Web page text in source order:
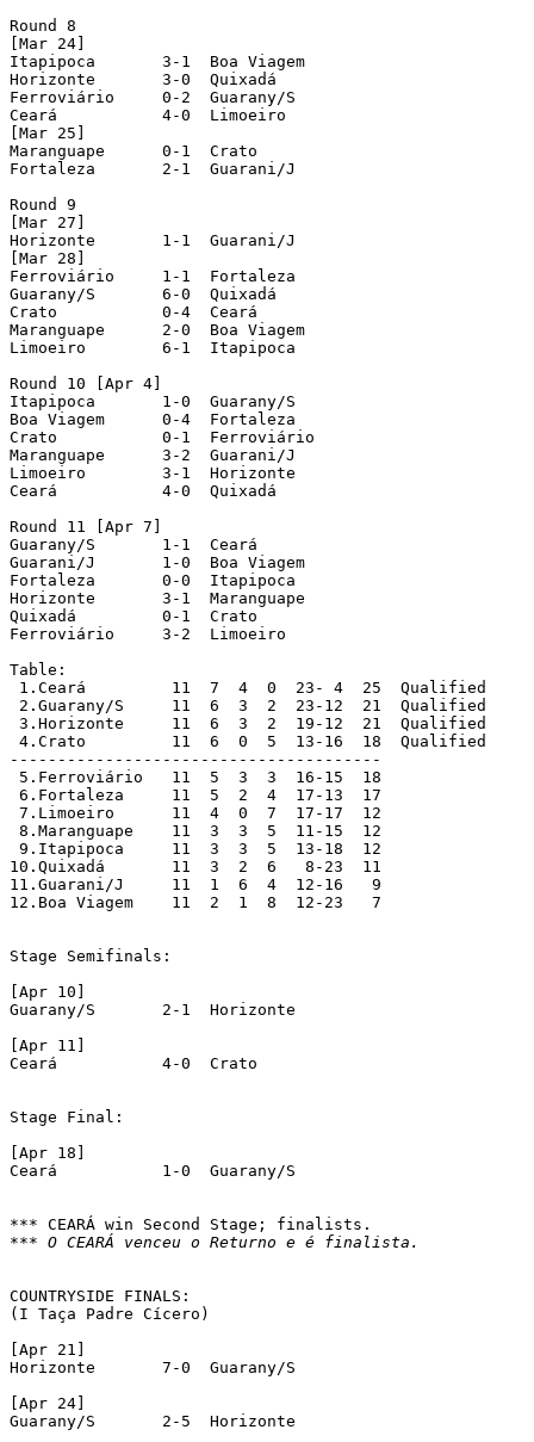
Round 8
[Mar 24]
Itapipoca	3-1  Boa Viagem
Horizonte	3-0  Quixadá
Ferroviário	0-2  Guarany/S
Ceará		4-0  Limoeiro
[Mar 25]
Maranguape	0-1  Crato
Fortaleza	2-1  Guarani/J
Round 9
[Mar 27]
Horizonte	1-1  Guarani/J
[Mar 28]
Ferroviário	1-1  Fortaleza
Guarany/S	6-0  Quixadá
Crato		0-4  Ceará
Maranguape	2-0  Boa Viagem
Limoeiro	6-1  Itapipoca
Round 10 [Apr 4]
Itapipoca	1-0  Guarany/S
Boa Viagem	0-4  Fortaleza
Crato		0-1  Ferroviário
Maranguape	3-2  Guarani/J
Limoeiro	3-1  Horizonte
Ceará		4-0  Quixadá
Round 11 [Apr 7]
Guarany/S	1-1  Ceará
Guarani/J	1-0  Boa Viagem
Fortaleza	0-0  Itapipoca
Horizonte	3-1  Maranguape
Quixadá		0-1  Crato
Ferroviário	3-2  Limoeiro
Table:
1.Ceará 	 11  7  4  0  23- 4  25  Qualified
2.Guarany/S 	 11  6  3  2  23-12  21  Qualified
3.Horizonte 	 11  6  3  2  19-12  21  Qualified
4.Crato 	 11  6  0  5  13-16  18  Qualified
---------------------------------------
5.Ferroviário 	 11  5  3  3  16-15  18
6.Fortaleza 	 11  5  2  4  17-13  17
7.Limoeiro 	 11  4  0  7  17-17  12
8.Maranguape 	 11  3  3  5  11-15  12
9.Itapipoca 	 11  3  3  5  13-18  12
10.Quixadá 	 11  3  2  6   8-23  11
11.Guarani/J 	 11  1  6  4  12-16   9
12.Boa Viagem 	 11  2  1  8  12-23   7
Stage Semifinals:
[Apr 10]
Guarany/S       2-1  Horizonte
[Apr 11]
Ceará	        4-0  Crato
Stage Final:
[Apr 18]
Ceará	        1-0  Guarany/S
*** O CEARÁ venceu o Returno e é finalista.
COUNTRYSIDE FINALS:
(I Taça Padre Cícero)
[Apr 21]
Horizonte	7-0  Guarany/S
[Apr 24]
Guarany/S       2-5  Horizonte